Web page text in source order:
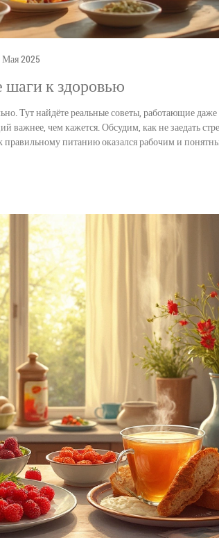
Мая 2025
шаги к здоровью
Тут найдёте реальные советы, работающие
чем кажется. Обсудим, как не заедать
питанию оказался рабочим и